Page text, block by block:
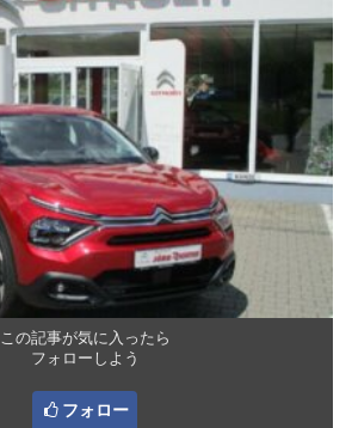
この記事が気に入ったら
フォローしよう
フォロー